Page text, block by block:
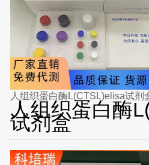
人组织蛋白酶L(CTSL)elisa试剂
人组织蛋白酶
试剂盒